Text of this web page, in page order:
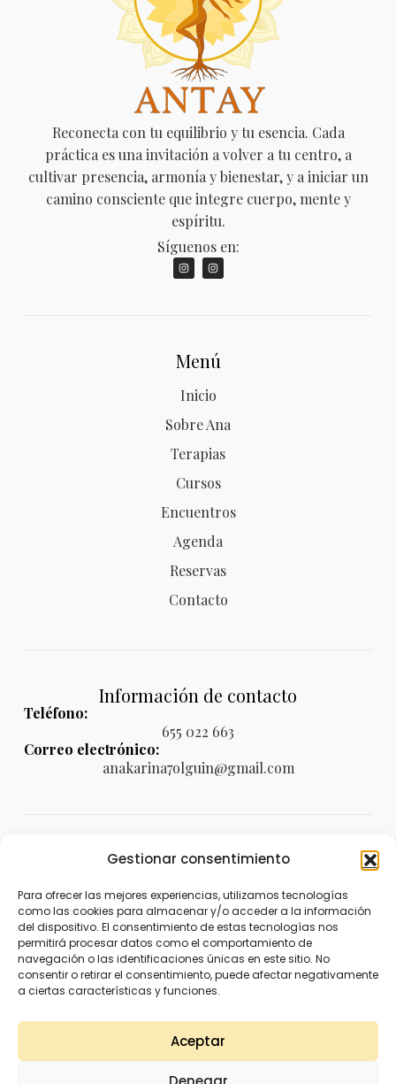
Gestionar consentimiento
Para ofrecer las mejores experiencias, utilizamos tecnologías
como las cookies para almacenar y/o acceder a la información
del dispositivo. El consentimiento de estas tecnologías nos
permitirá procesar datos como el comportamiento de
navegación o las identificaciones únicas en este sitio. No
consentir o retirar el consentimiento, puede afectar negativamente
a ciertas características y funciones.
Aceptar
Reconecta con tu equilibrio y tu esencia. Cada
práctica es una invitación a volver a tu centro, a
cultivar presencia, armonía y bienestar, y a iniciar un
camino consciente que integre cuerpo, mente y
espíritu.
Síguenos en:
Menú
Inicio
Sobre Ana
Terapias
Cursos
Encuentros
Agenda
Reservas
Contacto
Información de contacto
Teléfono:
655 022 663
Correo electrónico:
anakarina7olguin@gmail.com
Legal
Aviso legal
Política de privacidad
Política de cookies (UE)
Política de envíos y devoluciones